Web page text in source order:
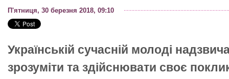
П'ятниця, 30 березня 2018, 09:10
Українській сучасній молоді
зрозуміти та здійснювати своє